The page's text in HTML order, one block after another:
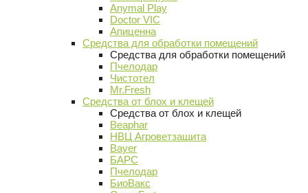
Anymal Play
Doctor VIC
Апиценна
Средства для обработки помещений
Средства для обработки помещений
Пчелодар
Чистотел
Mr.Fresh
Средства от блох и клещей
Средства от блох и клещей
Beaphar
НВЦ Агроветзащита
Bayer
БАРС
Пчелодар
БиоВакс